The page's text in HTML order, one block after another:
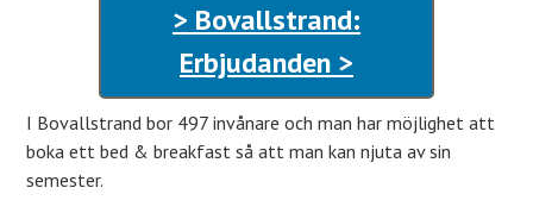
> Bovallstrand:
Erbjudanden >
I Bovallstrand bor 497 invånare och man har möjlighet att
boka ett bed & breakfast så att man kan njuta av sin
semester.